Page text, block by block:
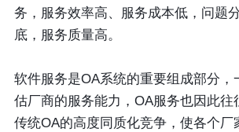
务，服务效率高、服务成本低，问题
底，服务质量高。
软件服务是OA系统的重要组成部分，
估厂商的服务能力，OA服务也因此往
传统OA的高度同质化竞争，使各个厂